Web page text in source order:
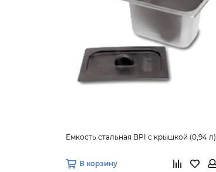
Емкость стальная BPI с крышкой (0,94 л)
В корзину